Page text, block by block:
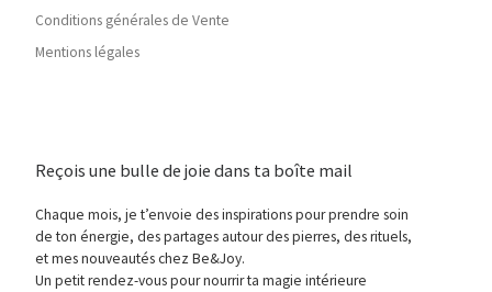
Conditions générales de Vente
Mentions légales
Reçois une bulle de joie dans ta boîte mail
Chaque mois, je t’envoie des inspirations pour prendre soin
de ton énergie, des partages autour des pierres, des rituels,
et mes nouveautés chez Be&Joy.
Un petit rendez-vous pour nourrir ta magie intérieure